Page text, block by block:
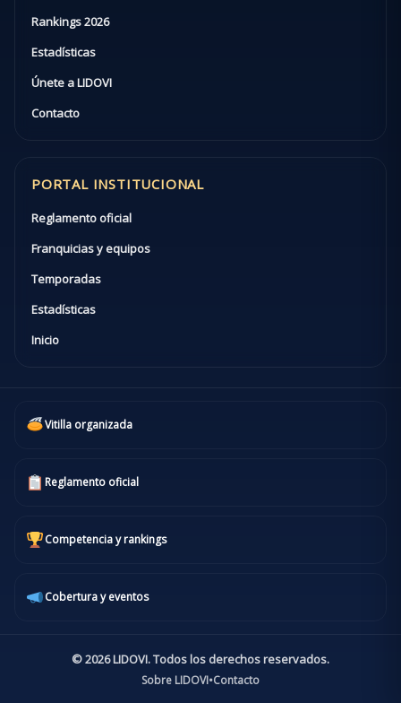
Rankings 2026
Estadísticas
Únete a LIDOVI
Contacto
PORTAL INSTITUCIONAL
Reglamento oficial
Franquicias y equipos
Temporadas
Estadísticas
Inicio
Vitilla organizada
Reglamento oficial
Competencia y rankings
Cobertura y eventos
© 2026 LIDOVI. Todos los derechos reservados.
Sobre LIDOVI•Contacto